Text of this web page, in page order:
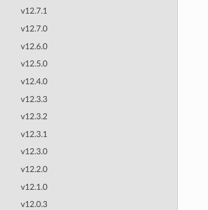
v12.7.1
v12.7.0
v12.6.0
v12.5.0
v12.4.0
v12.3.3
v12.3.2
v12.3.1
v12.3.0
v12.2.0
v12.1.0
v12.0.3